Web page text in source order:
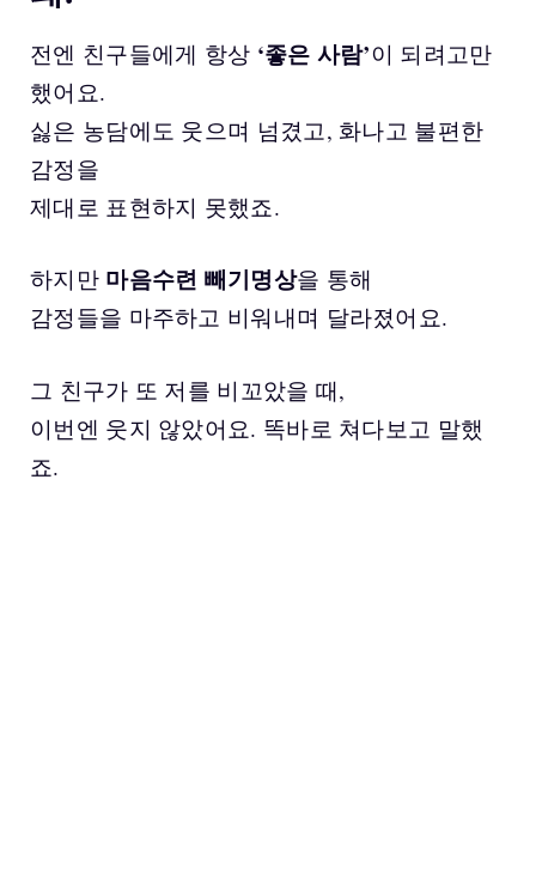
전엔 친구들에게 항상 ‘좋은 사람’이 되려고만
했어요.
싫은 농담에도 웃으며 넘겼고, 화나고 불편한
감정을
제대로 표현하지 못했죠.
하지만 마음수련 빼기명상을 통해
감정들을 마주하고 비워내며 달라졌어요.
그 친구가 또 저를 비꼬았을 때,
이번엔 웃지 않았어요. 똑바로 쳐다보고 말했
죠.